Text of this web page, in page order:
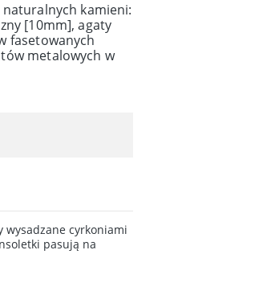
kamieni:
[10mm], agaty
fasetowanych
metalowych w
wysadzane cyrkoniami
pasują na